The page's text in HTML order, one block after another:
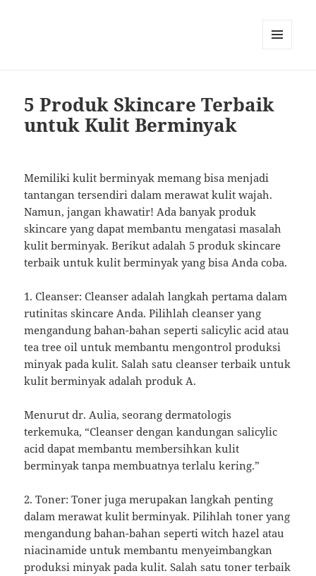
5 Produk Skincare Terbaik
untuk Kulit Berminyak
Memiliki kulit berminyak memang bisa menjadi
tantangan tersendiri dalam merawat kulit wajah.
Namun, jangan khawatir! Ada banyak produk
skincare yang dapat membantu mengatasi masalah
kulit berminyak. Berikut adalah 5 produk skincare
terbaik untuk kulit berminyak yang bisa Anda coba.
1. Cleanser: Cleanser adalah langkah pertama dalam
rutinitas skincare Anda. Pilihlah cleanser yang
mengandung bahan-bahan seperti salicylic acid atau
tea tree oil untuk membantu mengontrol produksi
minyak pada kulit. Salah satu cleanser terbaik untuk
kulit berminyak adalah produk A.
Menurut dr. Aulia, seorang dermatologis
terkemuka, “Cleanser dengan kandungan salicylic
acid dapat membantu membersihkan kulit
berminyak tanpa membuatnya terlalu kering.”
2. Toner: Toner juga merupakan langkah penting
dalam merawat kulit berminyak. Pilihlah toner yang
mengandung bahan-bahan seperti witch hazel atau
niacinamide untuk membantu menyeimbangkan
produksi minyak pada kulit. Salah satu toner terbaik